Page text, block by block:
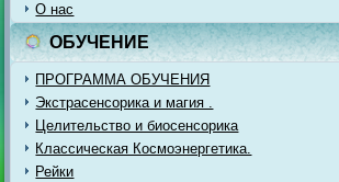
О нас
ОБУЧЕНИЕ
ПРОГРАММА ОБУЧЕНИЯ
Экстрасенсорика и магия .
Целительство и биосенсорика
Классическая Космоэнергетика.
Рейки